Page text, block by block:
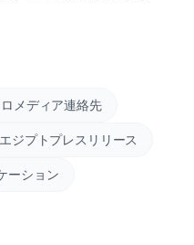
メディア連絡先
エジプトプレスリリース
ーション